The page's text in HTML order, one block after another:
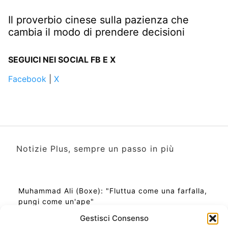
Gestisci Consenso
Il proverbio cinese sulla pazienza che
cambia il modo di prendere decisioni
SEGUICI NEI SOCIAL FB E X
Facebook
X
Notizie Plus, sempre un passo in più
Muhammad Ali (Boxe): "Fluttua come una farfalla,
pungi come un'ape"